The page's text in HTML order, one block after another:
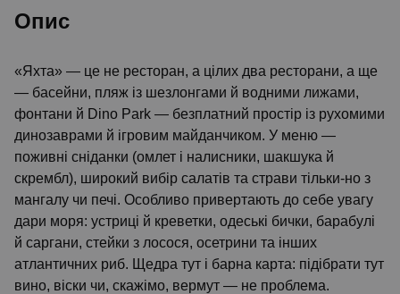
Опис
«Яхта» — це не ресторан, а цілих два ресторани, а ще
— басейни, пляж із шезлонгами й водними лижами,
фонтани й Dino Park — безплатний простір із рухомими
динозаврами й ігровим майданчиком. У меню —
поживні сніданки (омлет і налисники, шакшука й
скрембл), широкий вибір салатів та страви тільки-но з
мангалу чи печі. Особливо привертають до себе увагу
дари моря: устриці й креветки, одеські бички, барабулі
й саргани, стейки з лосося, осетрини та інших
атлантичних риб. Щедра тут і барна карта: підібрати тут
вино, віски чи, скажімо, вермут — не проблема.